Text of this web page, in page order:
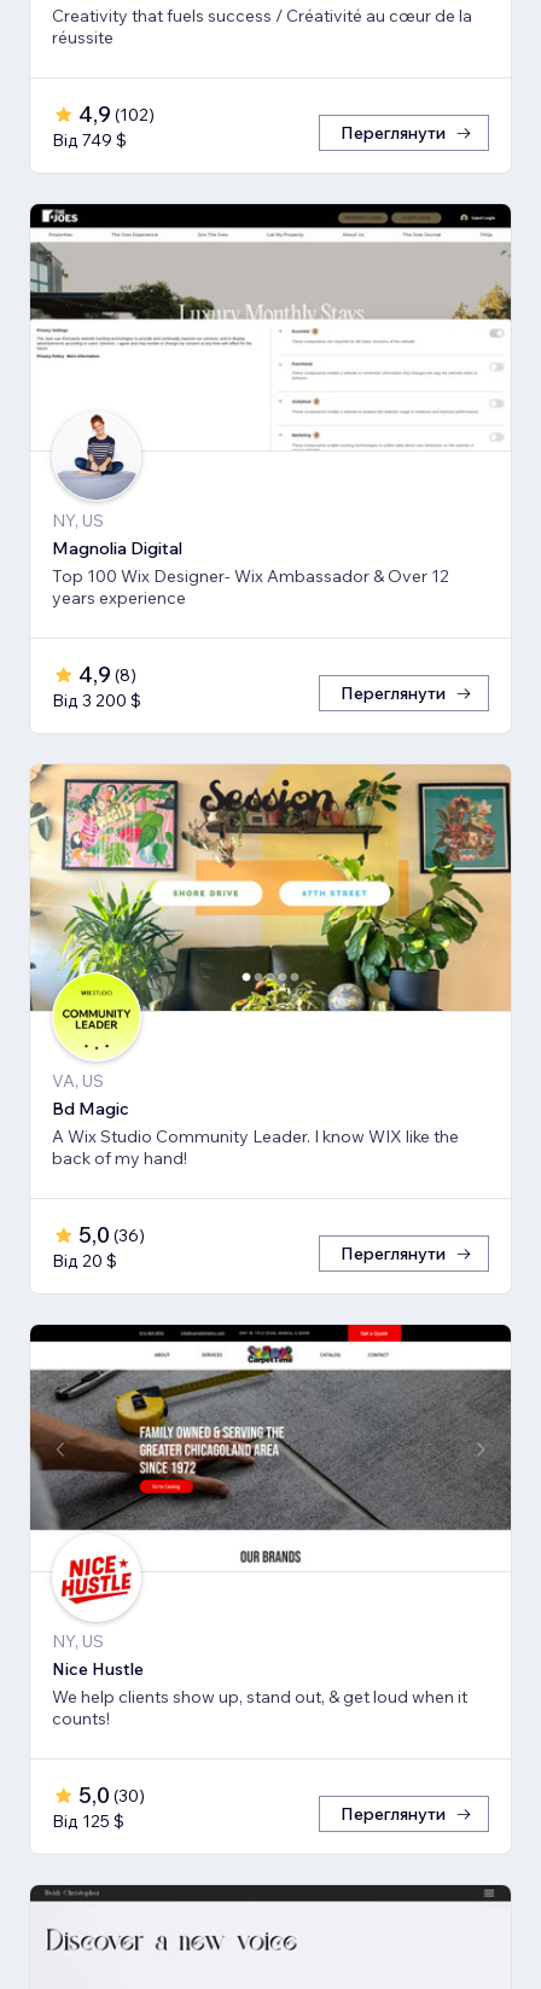
Creativity that fuels success / Créativité au cœur de la
réussite
4,9 (102)
Від 749 $
Переглянути
NY, US
Magnolia Digital
Top 100 Wix Designer- Wix Ambassador & Over 12
years experience
4,9 (8)
Від 3 200 $
Переглянути
VA, US
Bd Magic
A Wix Studio Community Leader. I know WIX like the
back of my hand!
5,0 (36)
Від 20 $
Переглянути
NY, US
Nice Hustle
We help clients show up, stand out, & get loud when it
counts!
5,0 (30)
Від 125 $
Переглянути